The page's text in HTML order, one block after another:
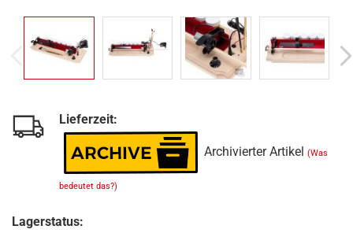
Lieferzeit:
Archivierter Artikel (Was
bedeutet das?)
Lagerstatus: